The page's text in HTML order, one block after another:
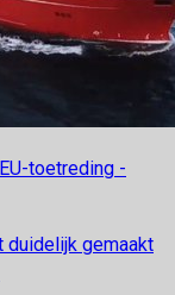
toetreding -
duidelijk gemaakt